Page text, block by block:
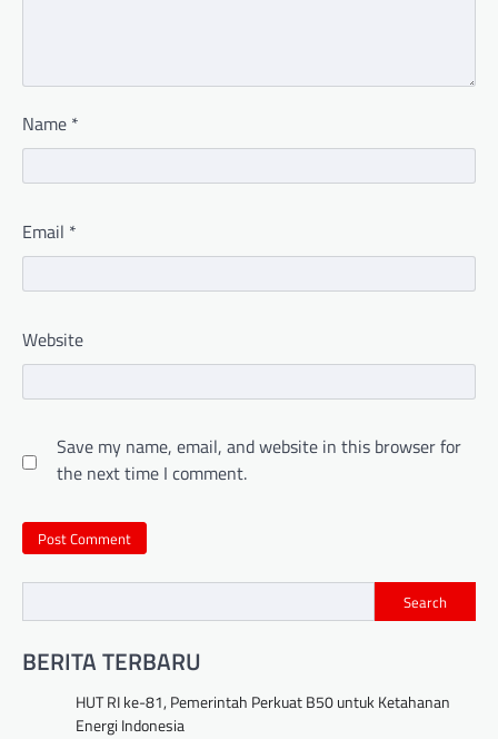
Name *
Email *
Website
Save my name, email, and website in this browser for
the next time I comment.
Search
BERITA TERBARU
HUT RI ke-81, Pemerintah Perkuat B50 untuk Ketahanan
Energi Indonesia